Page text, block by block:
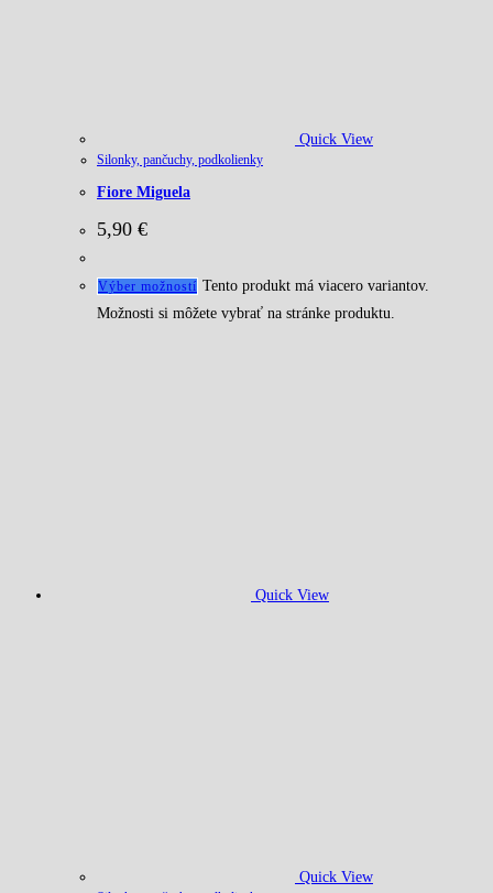
Quick View
Silonky, pančuchy, podkolienky
Fiore Miguela
5,90 €
Výber možností Tento produkt má viacero variantov.
Možnosti si môžete vybrať na stránke produktu.
Quick View
Quick View